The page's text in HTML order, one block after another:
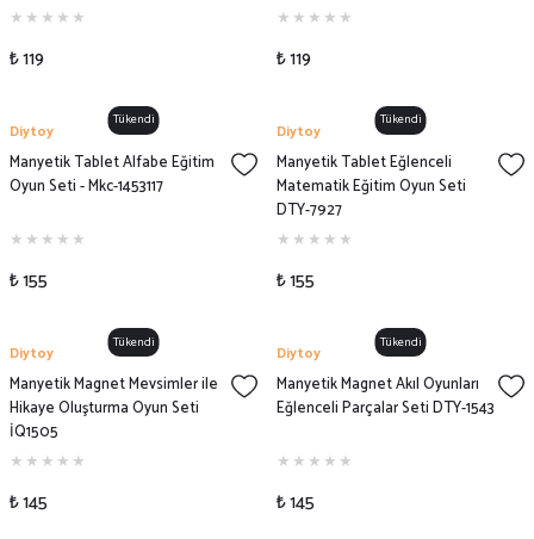
₺ 119 ₺ 119
Tükendi
Diytoy
Manyetik Tablet Alfabe Eğitim
Oyun Seti - Mkc-1453117
₺ 155
Tükendi
Diytoy
Manyetik Tablet Eğlenceli
Matematik Eğitim Oyun Seti
DTY-7927
₺ 155
Tükendi
Diytoy
Manyetik Magnet Mevsimler ile
Hikaye Oluşturma Oyun Seti
İQ1505
₺ 145
Tükendi
Diytoy
Manyetik Magnet Akıl Oyunları
Eğlenceli Parçalar Seti DTY-1543
₺ 145